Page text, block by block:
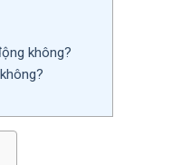
không?